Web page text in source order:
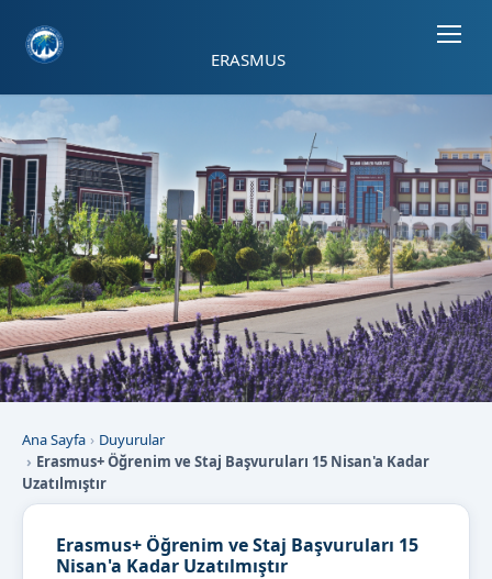
ERASMUS
Ana Sayfa
Duyurular
Erasmus+ Öğrenim ve Staj Başvuruları 15 Nisan'a Kadar
Uzatılmıştır
Erasmus+ Öğrenim ve Staj Başvuruları 15
Nisan'a Kadar Uzatılmıştır